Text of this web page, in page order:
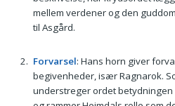
mellem verdener og den
til Asgård.
Forvarsel: Hans horn giver
begivenheder, især Ragnarok.
understreger ordet